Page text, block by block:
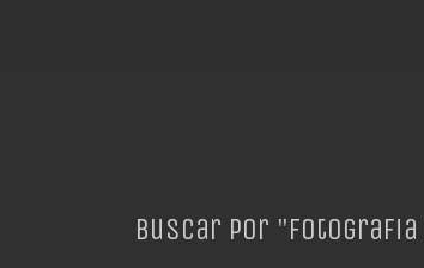
Buscar por